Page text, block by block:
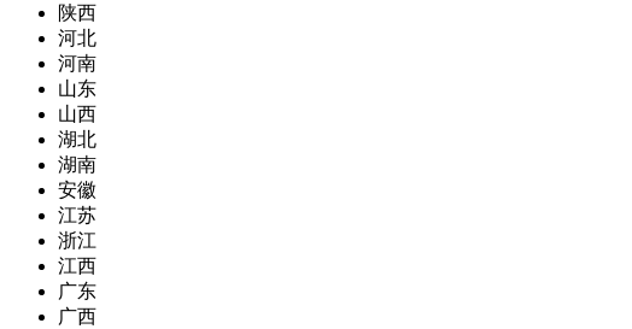
陕西
河北
河南
山东
山西
湖北
湖南
安徽
江苏
浙江
江西
广东
广西